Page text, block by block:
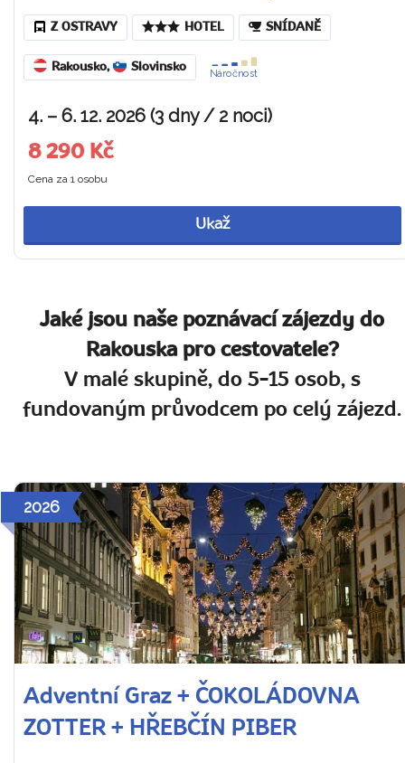
Z OSTRAVY HOTEL SNÍDANĚ
Rakousko, Slovinsko
Náročnost
4. – 6. 12. 2026 (3 dny / 2 noci)
8 290 Kč
Cena za 1 osobu
Ukaž
Jaké jsou naše poznávací zájezdy do
Rakouska pro cestovatele?
V malé skupině, do 5-15 osob, s
fundovaným průvodcem po celý zájezd.
2026
Adventní Graz + ČOKOLÁDOVNA
ZOTTER + HŘEBČÍN PIBER